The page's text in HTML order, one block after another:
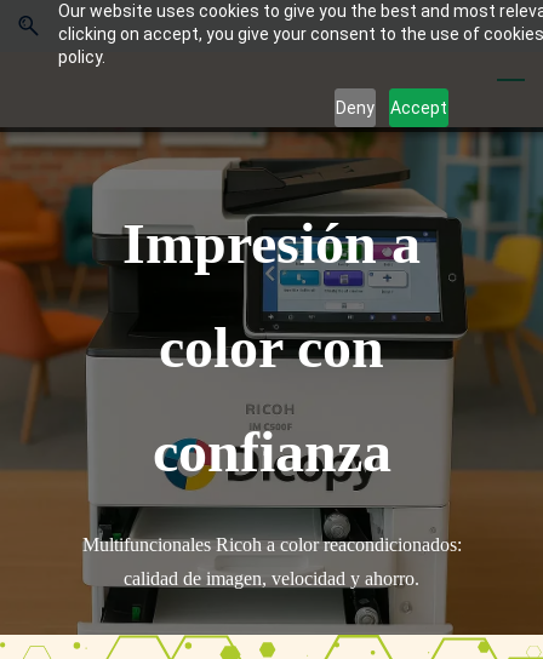
Our website uses cookies to give you the best and most
clicking on accept, you give your consent to the use of
policy.
Deny Accept
Skip
Skip
Impresión a
color con
confianza
Multifuncionales Ricoh a color reacondicionados:
calidad de imagen, velocidad y ahorro.